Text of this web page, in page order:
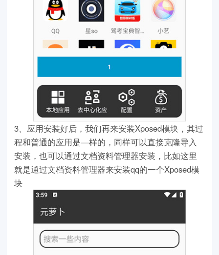
3、应用安装好后，我们再来安装Xposed模块，其过
程和普通的应用是—样的，同样可以直接克隆导入
安装，也可以通过文档资料管理器安装，比如这里
就是通过文档资料管理器来安装qq的一个Xposed模
块